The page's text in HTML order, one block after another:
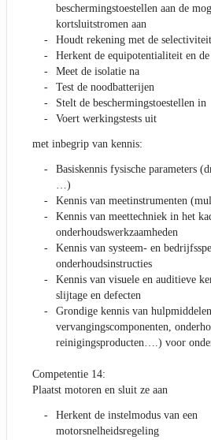
beschermingstoestellen aan de
kortsluitstromen aan
Houdt rekening met de
Herkent de equipotentialiteit en
Meet de isolatie na
Test de noodbatterijen
Stelt de beschermingstoestellen in
Voert werkingstests uit
met inbegrip van kennis:
Basiskennis fysische parameters
…)
Kennis van meetinstrumenten
Kennis van meettechniek in het
onderhoudswerkzaamheden
Kennis van systeem- en
onderhoudsinstructies
Kennis van visuele en auditieve
slijtage en defecten
Grondige kennis van
vervangingscomponenten,
reinigingsproducten….) voor
Competentie 14:
Plaatst motoren en sluit ze aan
Herkent de instelmodus van een
motorsnelheidsregeling